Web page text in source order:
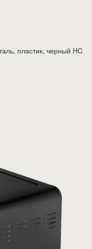
пластик, черный HC